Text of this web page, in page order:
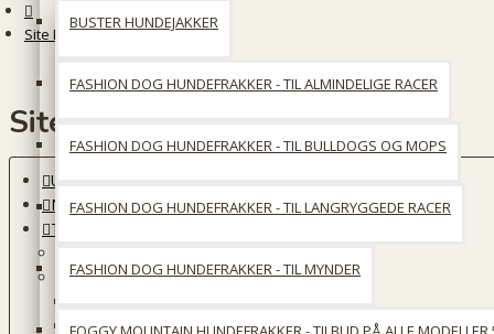
BUSTER HUNDEJAKKER
FASHION DOG HUNDEFRAKKER - TIL ALMINDELIGE RACER
FASHION DOG HUNDEFRAKKER - TIL BULLDOGS OG MOPS
FASHION DOG HUNDEFRAKKER - TIL LANGRYGGEDE RACER
FASHION DOG HUNDEFRAKKER - TIL MYNDER
Site Map
Site Map
UDSALG
Nyheder
Til hunden
Beklædning til hunden
Fashion Dog hundefrakker - til almindelige racer